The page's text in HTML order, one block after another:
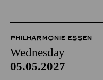
PHILHARMONIE ESSEN
Wednesday
05.05.2027